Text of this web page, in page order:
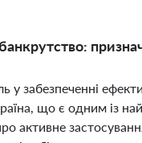
у забезпеченні
що є одним із
активне